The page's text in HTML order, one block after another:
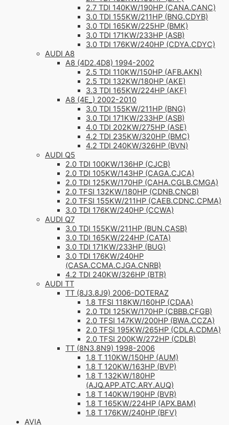
2.7 TDI 140KW/190HP (CANA.CANC)
3.0 TDI 155KW/211HP (BNG.CDYB)
3.0 TDI 165KW/225HP (BMK)
3.0 TDI 171KW/233HP (ASB)
3.0 TDI 176KW/240HP (CDYA.CDYC)
AUDI A8
A8 (4D2.4D8) 1994-2002
2.5 TDI 110KW/150HP (AFB.AKN)
2.5 TDI 132KW/180HP (AKE)
3.3 TDI 165KW/224HP (AKF)
A8 (4E_) 2002-2010
3.0 TDI 155KW/211HP (BNG)
3.0 TDI 171KW/233HP (ASB)
4.0 TDI 202KW/275HP (ASE)
4.2 TDI 235KW/320HP (BMC)
4.2 TDI 240KW/326HP (BVN)
AUDI Q5
2.0 TDI 100KW/136HP (CJCB)
2.0 TDI 105KW/143HP (CAGA.CJCA)
2.0 TDI 125KW/170HP (CAHA.CGLB.CMGA)
2.0 TFSI 132KW/180HP (CDNB.CNCB)
2.0 TFSI 155KW/211HP (CAEB.CDNC.CPMA)
3.0 TDI 176KW/240HP (CCWA)
AUDI Q7
3.0 TDI 155KW/211HP (BUN.CASB)
3.0 TDI 165KW/224HP (CATA)
3.0 TDI 171KW/233HP (BUG)
3.0 TDI 176KW/240HP
(CASA.CCMA.CJGA.CNRB)
4.2 TDI 240KW/326HP (BTR)
AUDI TT
TT (8J3.8J9) 2006-DOTERAZ
1.8 TFSI 118KW/160HP (CDAA)
2.0 TDI 125KW/170HP (CBBB.CFGB)
2.0 TFSI 147KW/200HP (BWA.CCZA)
2.0 TFSI 195KW/265HP (CDLA.CDMA)
2.0 TFSI 200KW/272HP (CDLB)
TT (8N3.8N9) 1998-2006
1.8 T 110KW/150HP (AUM)
1.8 T 120KW/163HP (BVP)
1.8 T 132KW/180HP
(AJQ.APP.ATC.ARY.AUQ)
1.8 T 140KW/190HP (BVR)
1.8 T 165KW/224HP (APX.BAM)
1.8 T 176KW/240HP (BFV)
AVIA